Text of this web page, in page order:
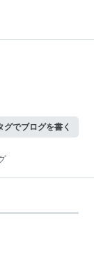
グでブログを書く